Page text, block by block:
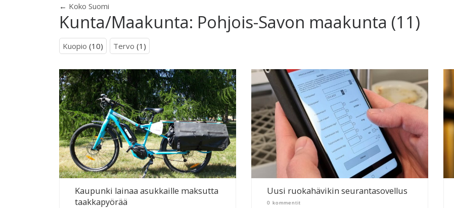
← Koko Suomi
Kunta/Maakunta: Pohjois-Savon maakunta (11)
Kuopio (10) Tervo (1)
Kaupunki lainaa asukkaille maksutta
taakkapyörää
Uusi ruokahävikin seurantasovellus
0 kommentit